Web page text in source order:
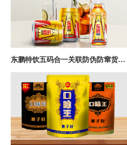
东鹏特饮五码合一关联防伪防窜货追溯系统成功案例